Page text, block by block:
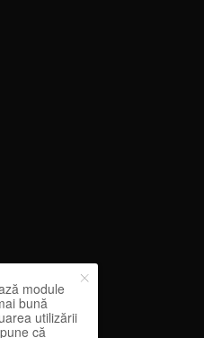
module
bună
utilizării
că